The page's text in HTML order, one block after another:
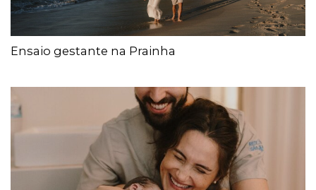
Ensaio gestante na Prainha